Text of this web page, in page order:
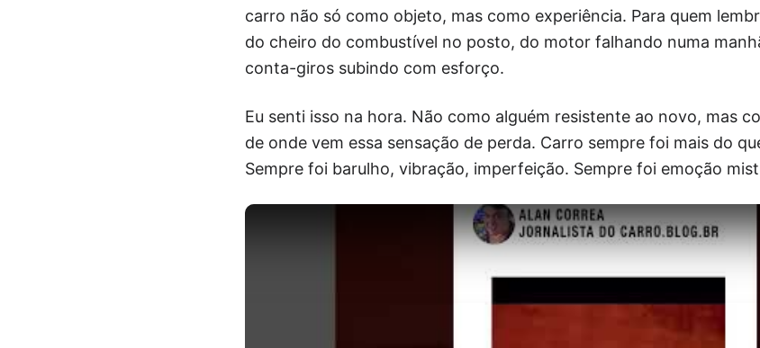
carro não só como objeto, mas como experiência. Para quem
do cheiro do combustível no posto, do motor falhando numa
conta-giros subindo com esforço.
Eu senti isso na hora. Não como alguém resistente ao novo, mas
de onde vem essa sensação de perda. Carro sempre foi mais do
Sempre foi barulho, vibração, imperfeição. Sempre foi emoção